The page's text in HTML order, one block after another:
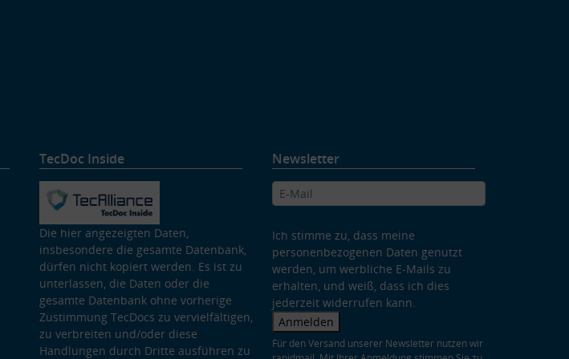
TecDoc Inside
Die hier angezeigten Daten,
insbesondere die gesamte Datenbank,
dürfen nicht kopiert werden. Es ist zu
unterlassen, die Daten oder die
gesamte Datenbank ohne vorherige
Zustimmung TecDocs zu vervielfältigen,
zu verbreiten und/oder diese
Handlungen durch Dritte ausführen zu
Newsletter
Ich stimme zu, dass meine
personenbezogenen Daten genutzt
werden, um werbliche E-Mails zu
erhalten, und weiß, dass ich dies
jederzeit widerrufen kann.
Anmelden
Für den Versand unserer Newsletter nutzen wir